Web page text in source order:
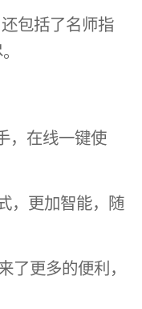
包括了名师指
，在线一键使
，更加智能，随
了更多的便利，